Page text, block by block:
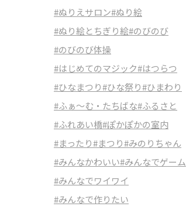
#ぬりえサロン#ぬり絵
#ぬり絵とちぎり絵#のびのび
#のびのび体操
#はじめてのマジック#はつらつ
#ひなまつり#ひな祭り#ひまわり
#ふぁ～む・たちばな#ふるさと
#ふれあい橋#ぽかぽかの室内
#まったり#まつり#みのりちゃん
#みんなかわいい#みんなでゲーム
#みんなでワイワイ
#みんなで作りたい